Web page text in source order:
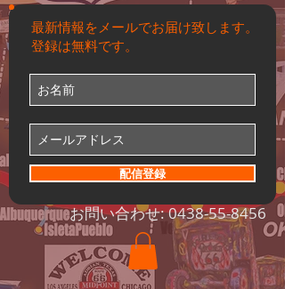
お問い合わせ:0438-55-8456
最新情報をメールでお届け致します。
登録は無料です。
配信登録